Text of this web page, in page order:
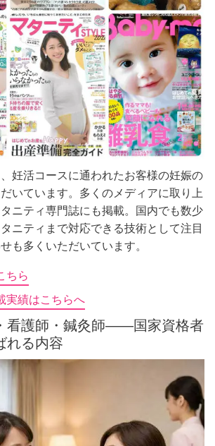
妊活コースに通われたお客様の妊娠の
いています。多くのメディアに取り上
ニティ専門誌にも掲載。国内でも数少
ニティまで対応できる技術として注目
も多くいただいています。
ちら
実績はこちらへ
看護師・鍼灸師——国家資格者
れる内容